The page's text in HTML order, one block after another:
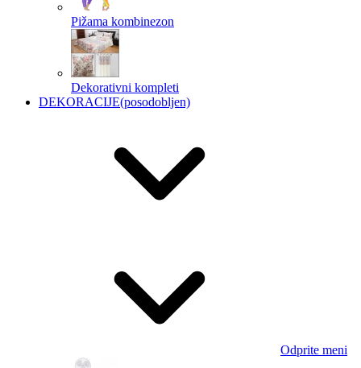
Pižama kombinezon
Dekorativni kompleti
DEKORACIJE(posodobljen)
Odprite meni